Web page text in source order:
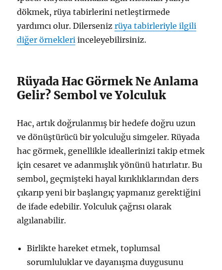
dökmek, rüya tabirlerini netleştirmede
yardımcı olur. Dilersenizrüya tabirleriyle ilgili
diğer örnekleri inceleyebilirsiniz.
Rüyada Hac Görmek Ne Anlama
Gelir? Sembol ve Yolculuk
Hac, artık doğrulanmış bir hedefe doğru uzun
ve dönüştürücü bir yolculuğu simgeler. Rüyada
hac görmek, genellikle ideallerinizi takip etmek
için cesaret ve adanmışlık yönünü hatırlatır. Bu
sembol, geçmişteki hayal kırıklıklarından ders
çıkarıp yeni bir başlangıç yapmanız gerektiğini
de ifade edebilir. Yolculuk çağrısı olarak
algılanabilir.
Birlikte hareket etmek, toplumsal
sorumluluklar ve dayanışma duygusunu